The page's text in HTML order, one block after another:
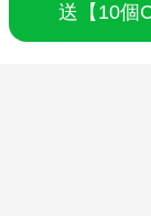
送【10個